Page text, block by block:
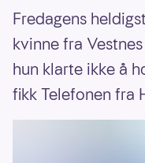
Fredagens
kvinne fra
hun klarte ikke å
fikk Telefonen fra